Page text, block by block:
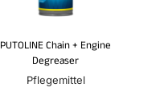
PUTOLINE Chain + Engine
Degreaser
Pflegemittel